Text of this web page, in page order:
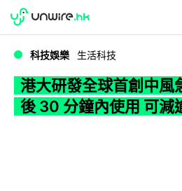
WWDC 2026
科技娛樂 生活科技
港大研發全球首創中風
後 30 分鐘內使用 可減